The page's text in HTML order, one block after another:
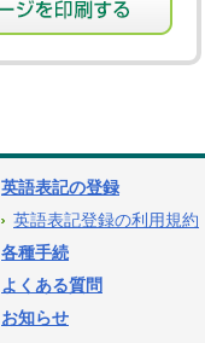
英語表記の登録
英語表記登録の利用規約
各種手続
よくある質問
お知らせ